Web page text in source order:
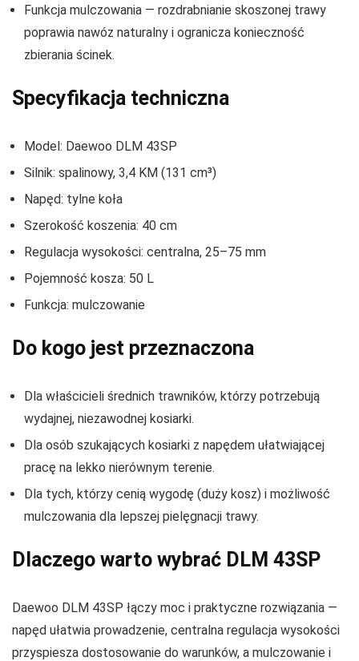
Funkcja mulczowania — rozdrabnianie skoszonej trawy
poprawia nawóz naturalny i ogranicza konieczność
zbierania ścinek.
Specyfikacja techniczna
Model: Daewoo DLM 43SP
Silnik: spalinowy, 3,4 KM (131 cm³)
Napęd: tylne koła
Szerokość koszenia: 40 cm
Regulacja wysokości: centralna, 25–75 mm
Pojemność kosza: 50 L
Funkcja: mulczowanie
Do kogo jest przeznaczona
Dla właścicieli średnich trawników, którzy potrzebują
wydajnej, niezawodnej kosiarki.
Dla osób szukających kosiarki z napędem ułatwiającej
pracę na lekko nierównym terenie.
Dla tych, którzy cenią wygodę (duży kosz) i możliwość
mulczowania dla lepszej pielęgnacji trawy.
Dlaczego warto wybrać DLM 43SP
Daewoo DLM 43SP łączy moc i praktyczne rozwiązania —
napęd ułatwia prowadzenie, centralna regulacja wysokości
przyspiesza dostosowanie do warunków, a mulczowanie i